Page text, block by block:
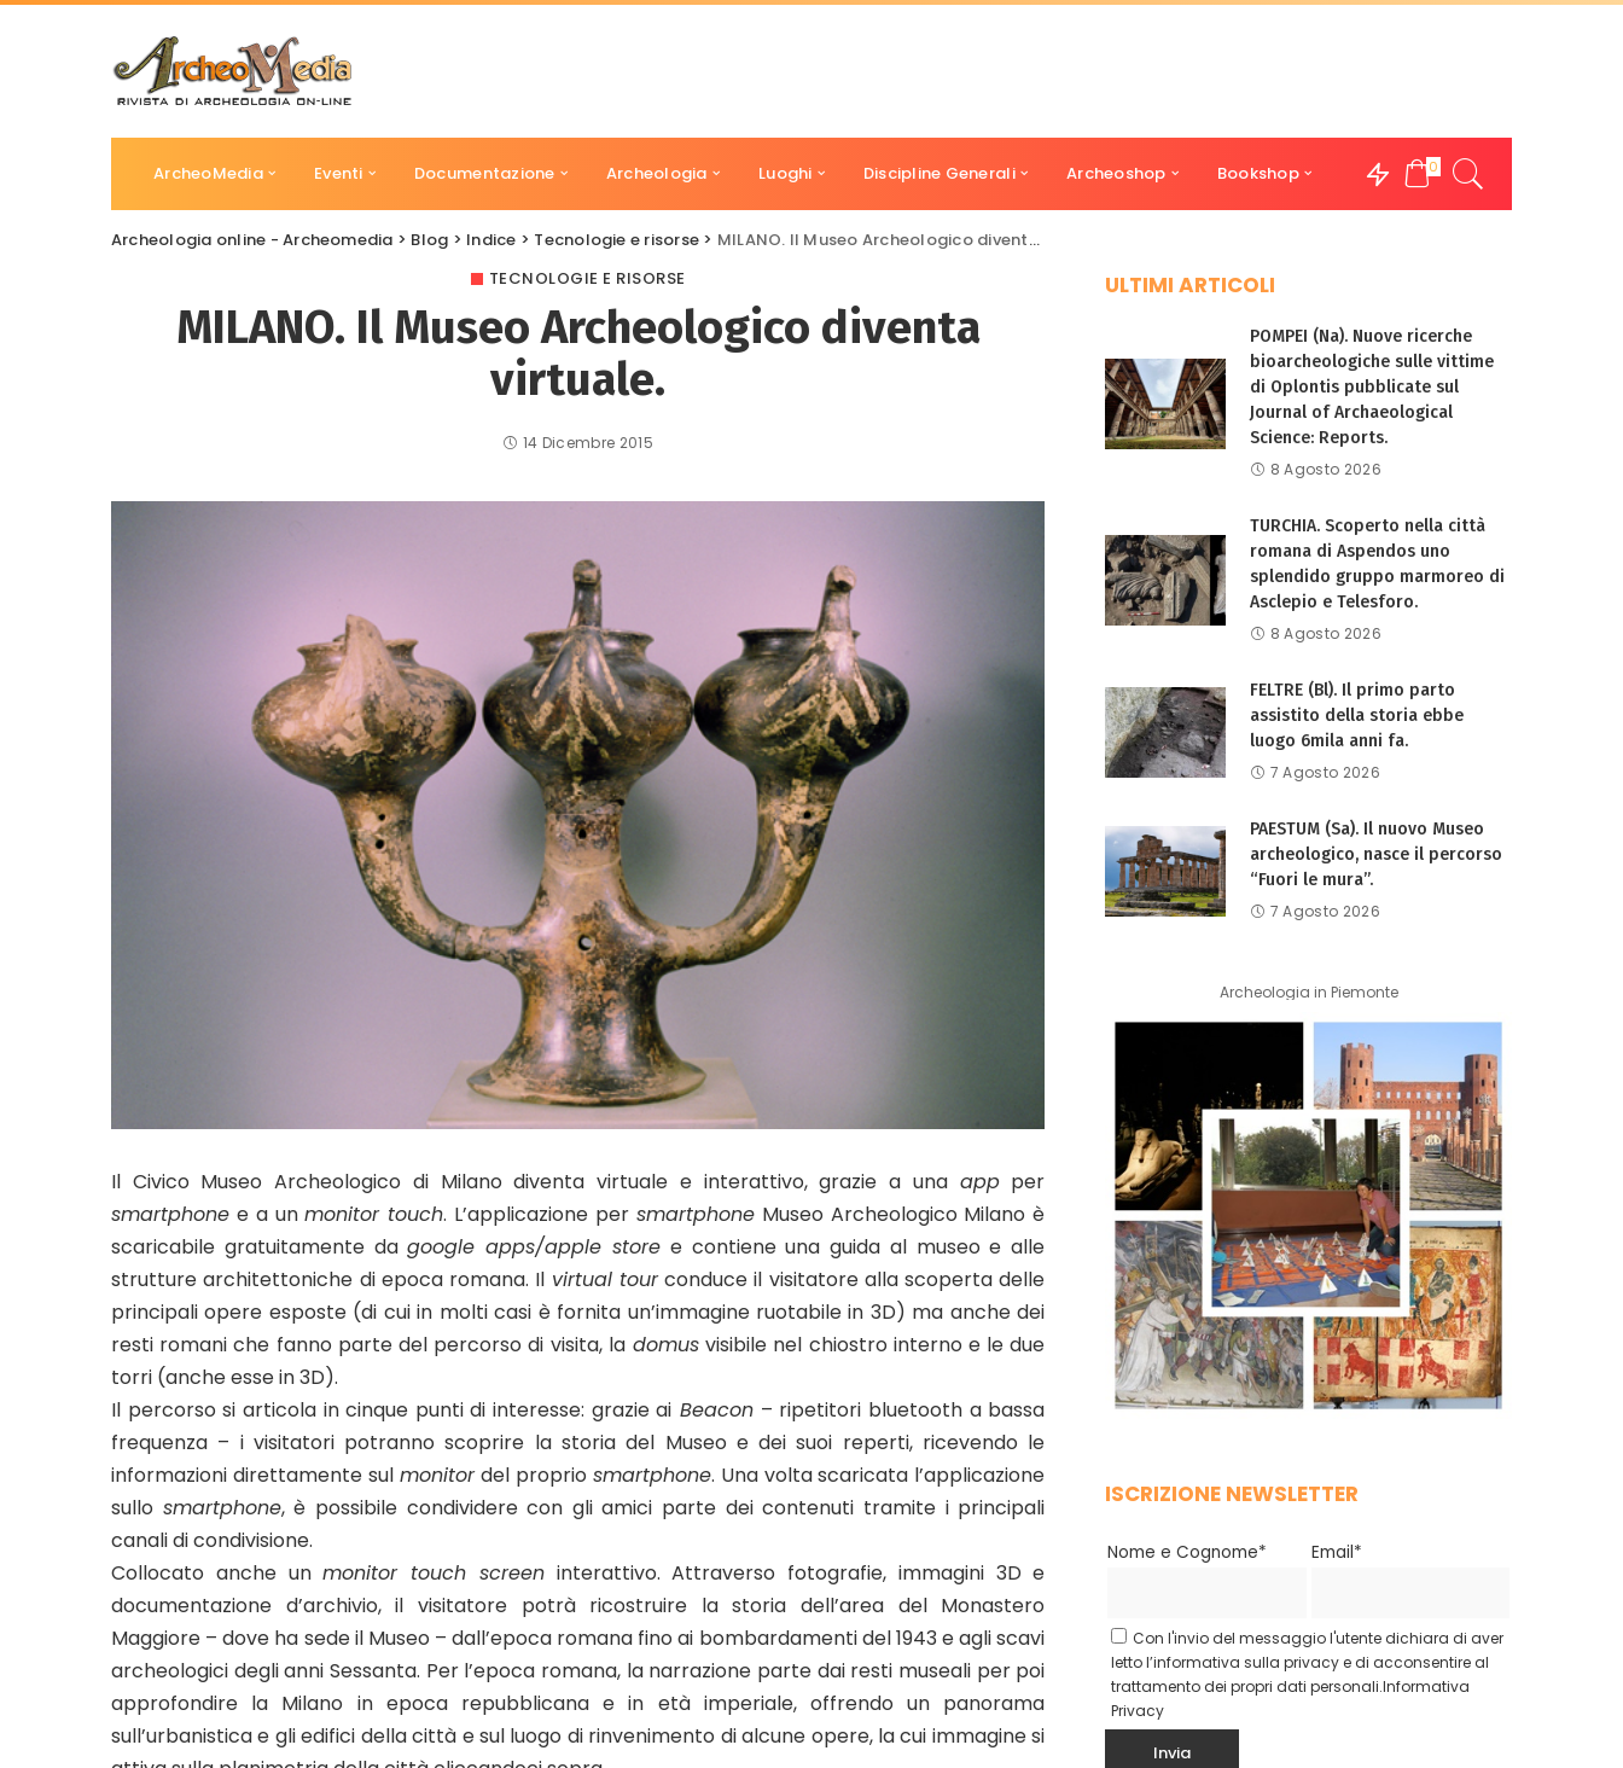
ArcheoMedia Eventi Documentazione Archeologia Luoghi Discipline Generali Archeoshop Bookshop 0
Archeologia online - Archeomedia > Blog > Indice > Tecnologie e risorse > MILANO. Il Museo Archeologico diventa virtuale.
TECNOLOGIE E RISORSE
MILANO. Il Museo Archeologico diventa
virtuale.
14 Dicembre 2015
Il Civico Museo Archeologico di Milano diventa virtuale e interattivo, grazie a una appper
smartphone e a unmonitor touch. L’applicazione per smartphoneMuseo Archeologico Milano è
scaricabile gratuitamente dagoogle apps/apple storee contiene una guida al museo e alle
strutture architettoniche di epoca romana. Il virtual tourconduce il visitatore alla scoperta delle
principali opere esposte (di cui in molti casi è fornita un’immagine ruotabile in 3D) ma anche dei
resti romani che fanno parte del percorso di visita, ladomusvisibile nel chiostro interno e le due
torri (anche esse in 3D).
Il percorso si articola in cinque punti di interesse: grazie ai Beacon – ripetitori bluetooth a bassa
frequenza – i visitatori potranno scoprire la storia del Museo e dei suoi reperti, ricevendo le
informazioni direttamente sulmonitordel proprio smartphone. Una volta scaricata l’applicazione
sullo smartphone, è possibile condividere con gli amici parte dei contenuti tramite i principali
canali di condivisione.
Collocato anche unmonitor touch screeninterattivo. Attraverso fotografie, immagini 3D e
documentazione d’archivio, il visitatore potrà ricostruire la storia dell’area del Monastero
Maggiore – dove ha sede il Museo – dall’epoca romana fino ai bombardamenti del 1943 e agli scavi
archeologici degli anni Sessanta. Per l’epoca romana, la narrazione parte dai resti museali per poi
approfondire la Milano in epoca repubblicana e in età imperiale, offrendo un panorama
sull’urbanistica e gli edifici della città e sul luogo di rinvenimento di alcune opere, la cui immagine si
ULTIMI ARTICOLI
POMPEI (Na). Nuove ricerche
bioarcheologiche sulle vittime
di Oplontis pubblicate sul
Journal of Archaeological
Science: Reports.
8 Agosto 2026
TURCHIA. Scoperto nella città
romana di Aspendos uno
splendido gruppo marmoreo di
Asclepio e Telesforo.
8 Agosto 2026
FELTRE (Bl). Il primo parto
assistito della storia ebbe
luogo 6mila anni fa.
7 Agosto 2026
PAESTUM (Sa). Il nuovo Museo
archeologico, nasce il percorso
“Fuori le mura”.
7 Agosto 2026
Archeologia in Piemonte
ISCRIZIONE NEWSLETTER
Nome e Cognome* Email*
Con l'invio del messaggio l'utente dichiara di aver
letto l’informativa sulla privacy e di acconsentire al
trattamento dei propri dati personali.Informativa
Privacy